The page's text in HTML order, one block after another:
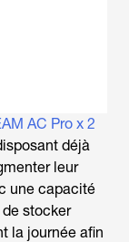
AC Pro x 2
déjà
leur
une capacité
stocker
la journée afin